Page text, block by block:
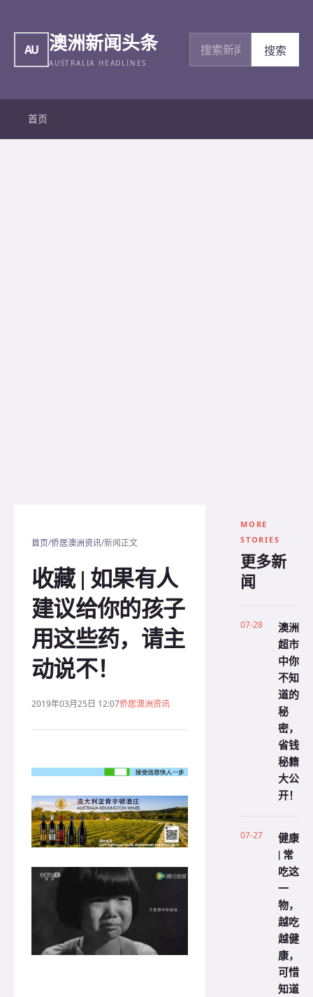
AU 澳洲新闻头条
AUSTRALIA HEADLINES
搜索新闻
搜索
首页
首页/侨居澳洲资讯/新闻正文
收藏 | 如果有人
建议给你的孩子
用这些药，请主
动说不！
2019年03月25日 12:07侨居澳洲资讯
MORE
STORIES
更多新
闻
07-28
澳洲
超市
中你
不知
道的
秘
密，
省钱
秘籍
大公
开！
07-27
健康
| 常
吃这
一
物，
越吃
越健
康，
可惜
知道